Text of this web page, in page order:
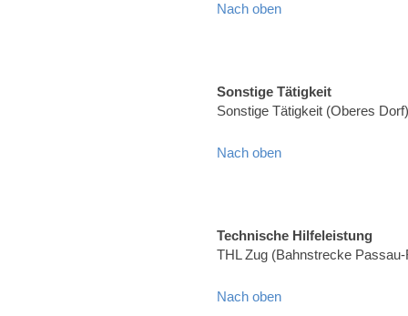
Nach oben
Sonstige Tätigkeit
Sonstige Tätigkeit (Oberes
Nach oben
Technische Hilfeleistung
THL Zug (Bahnstrecke
Nach oben